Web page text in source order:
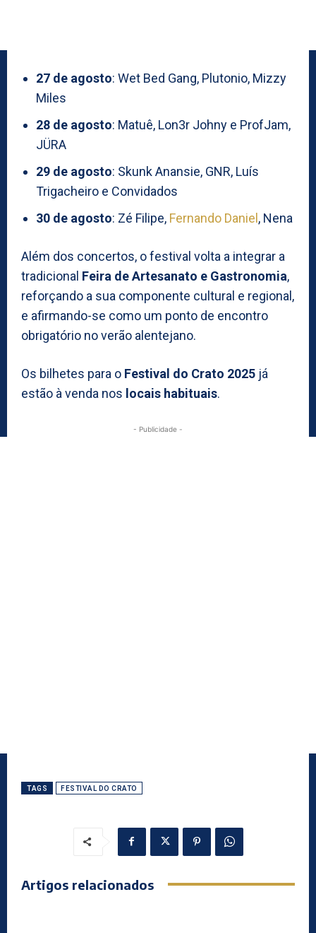
27 de agosto: Wet Bed Gang, Plutonio, Mizzy
Miles
28 de agosto: Matuê, Lon3r Johny e ProfJam,
JÜRA
29 de agosto: Skunk Anansie, GNR, Luís
Trigacheiro e Convidados
30 de agosto: Zé Filipe, Fernando Daniel , Nena
Além dos concertos, o festival volta a integrar a
tradicional Feira de Artesanato e Gastronomia,
reforçando a sua componente cultural e regional,
e afirmando-se como um ponto de encontro
obrigatório no verão alentejano.
Os bilhetes para o Festival do Crato 2025 já
estão à venda nos locais habituais.
- Publicidade -
TAGS FESTIVAL DO CRATO
Artigos relacionados